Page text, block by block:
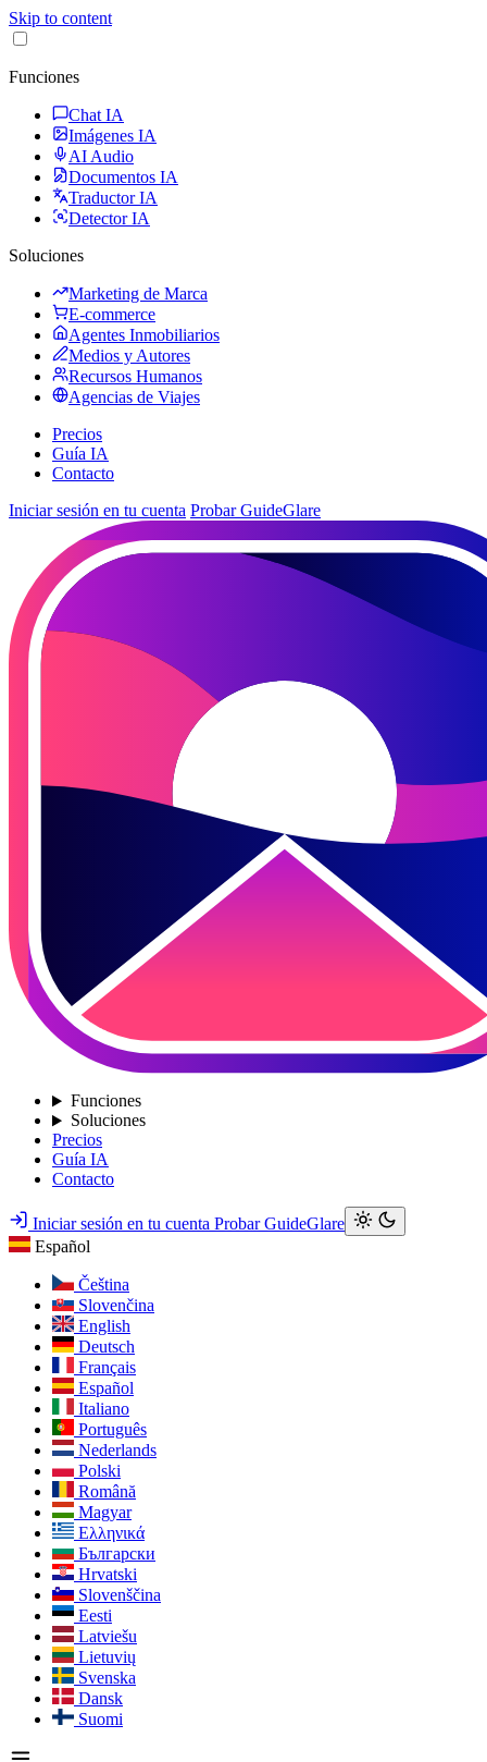
Skip to content
Funciones
Chat IA
Imágenes IA
AI Audio
Documentos IA
Traductor IA
Detector IA
Soluciones
Marketing de Marca
E-commerce
Agentes Inmobiliarios
Medios y Autores
Recursos Humanos
Agencias de Viajes
Precios
Guía IA
Contacto
Iniciar sesión en tu cuenta Probar GuideGlare
Funciones
Soluciones
Precios
Guía IA
Contacto
Iniciar sesión en tu cuenta Probar GuideGlare
Español
Čeština
Slovenčina
English
Deutsch
Français
Español
Italiano
Português
Nederlands
Polski
Română
Magyar
Ελληνικά
Български
Hrvatski
Slovenščina
Eesti
Latviešu
Lietuvių
Svenska
Dansk
Suomi